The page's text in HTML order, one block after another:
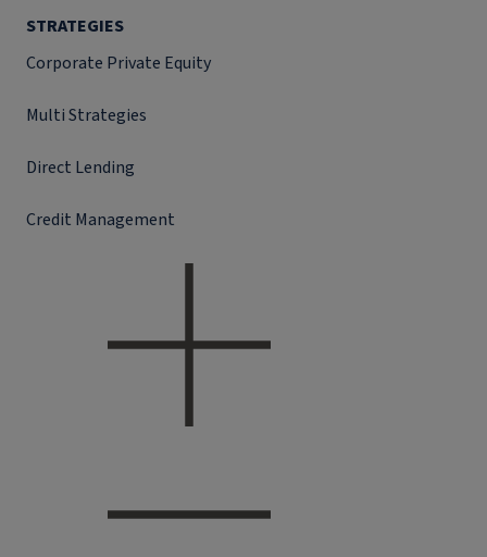
STRATEGIES
Corporate Private Equity
Multi Strategies
Direct Lending
Credit Management